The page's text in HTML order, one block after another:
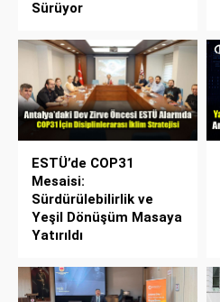
Sürüyor
ESTÜ’de COP31
Mesaisi:
Sürdürülebilirlik ve
Yeşil Dönüşüm Masaya
Yatırıldı